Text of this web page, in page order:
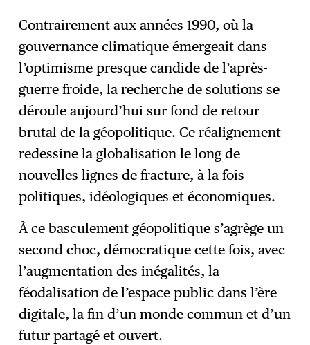
Contrairement aux années 1990, où la
gouvernance climatique émergeait dans
l’optimisme presque candide de l’après-
guerre froide, la recherche de solutions se
déroule aujourd’hui sur fond de retour
brutal de la géopolitique. Ce réalignement
redessine la globalisation le long de
nouvelles lignes de fracture, à la fois
politiques, idéologiques et économiques.
À ce basculement géopolitique s’agrège un
second choc, démocratique cette fois, avec
l’augmentation des inégalités, la
féodalisation de l’espace public dans l’ère
digitale, la fin d’un monde commun et d’un
futur partagé et ouvert.